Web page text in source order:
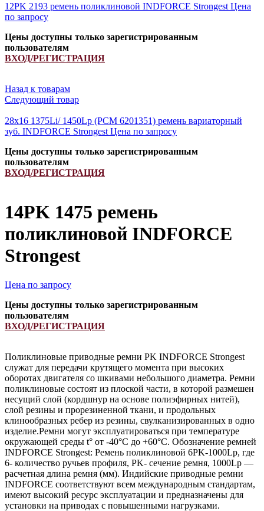
12PK 2193 ремень поликлиновой INDFORCE Strongest Цена
по запросу
Цены доступны только зарегистрированным
пользователям
ВХОД/РЕГИСТРАЦИЯ
Назад к товарам
Следующий товар
28x16 1375Li/ 1450Lp (РСМ 6201351) ремень вариаторный
зуб. INDFORCE Strongest Цена по запросу
Цены доступны только зарегистрированным
пользователям
ВХОД/РЕГИСТРАЦИЯ
14PK 1475 ремень
поликлиновой INDFORCE
Strongest
Цена по запросу
Цены доступны только зарегистрированным
пользователям
ВХОД/РЕГИСТРАЦИЯ
Поликлиновые приводные ремни PK INDFORCE Strongest
служат для передачи крутящего момента при высоких
оборотах двигателя со шкивами небольшого диаметра. Ремни
поликлиновые состоят из плоской части, в которой размешен
несущий слой (кордшнур на основе полиэфирных нитей),
слой резины и прорезиненной ткани, и продольных
клинообразных ребер из резины, свулканизированных в одно
изделие.Ремни могут эксплуатироваться при температуре
окружающей среды t° от -40°С до +60°С. Обозначение ремней
INDFORCE Strongest: Ремень поликлиновой 6PK-1000Lp, где
6- количество ручьев профиля, PK- сечение ремня, 1000Lp —
расчетная длина ремня (мм). Индийские приводные ремни
INDFORCE соответствуют всем международным стандартам,
имеют высокий ресурс эксплуатации и предназначены для
установки на приводах с повышенными нагрузками.